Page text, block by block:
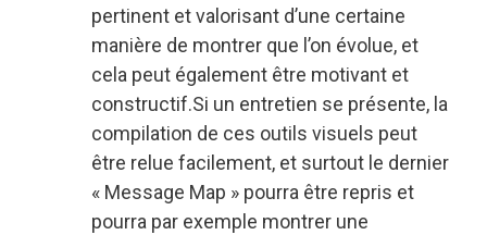
pertinent et valorisant d’une certaine
manière de montrer que l’on évolue, et
cela peut également être motivant et
constructif.Si un entretien se présente, la
compilation de ces outils visuels peut
être relue facilement, et surtout le dernier
« Message Map » pourra être repris et
pourra par exemple montrer une